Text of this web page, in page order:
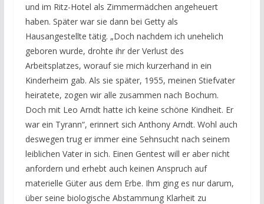
und im Ritz-Hotel als Zimmermädchen angeheuert
haben. Später war sie dann bei Getty als
Hausangestellte tätig. „Doch nachdem ich unehelich
geboren wurde, drohte ihr der Verlust des
Arbeitsplatzes, worauf sie mich kurzerhand in ein
Kinderheim gab. Als sie später, 1955, meinen Stiefvater
heiratete, zogen wir alle zusammen nach Bochum.
Doch mit Leo Arndt hatte ich keine schöne Kindheit. Er
war ein Tyrann“, erinnert sich Anthony Arndt. Wohl auch
deswegen trug er immer eine Sehnsucht nach seinem
leiblichen Vater in sich. Einen Gentest will er aber nicht
anfordern und erhebt auch keinen Anspruch auf
materielle Güter aus dem Erbe. Ihm ging es nur darum,
über seine biologische Abstammung Klarheit zu